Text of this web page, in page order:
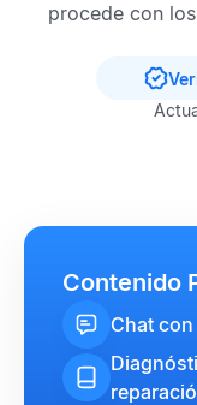
procede con
Contenido
Chat